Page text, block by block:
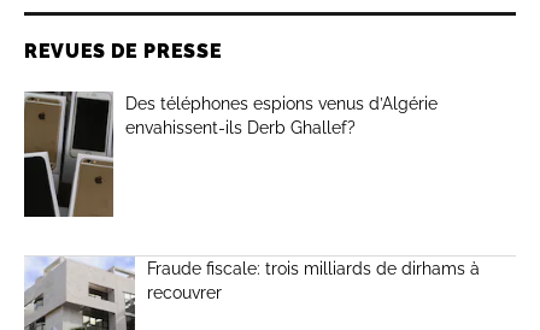
REVUES DE PRESSE
Des téléphones espions venus d’Algérie
envahissent-ils Derb Ghallef?
Fraude fiscale: trois milliards de dirhams à
recouvrer